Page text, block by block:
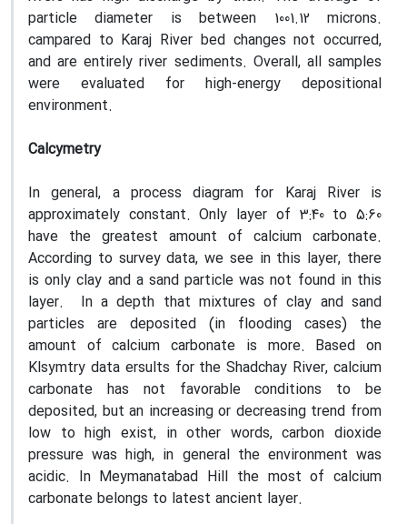
particle diameter is between 1001.12 microns.
campared to Karaj River bed changes not occurred,
and are entirely river sediments. Overall, all samples
were evaluated for high-energy depositional
environment.
Calcymetry
In general, a process diagram for Karaj River is
approximately constant. Only layer of 3:40 to 5:60
have the greatest amount of calcium carbonate.
According to survey data, we see in this layer, there
is only clay and a sand particle was not found in this
layer. In a depth that mixtures of clay and sand
particles are deposited (in flooding cases) the
amount of calcium carbonate is more. Based on
Klsymtry data ersults for the Shadchay River, calcium
carbonate has not favorable conditions to be
deposited, but an increasing or decreasing trend from
low to high exist, in other words, carbon dioxide
pressure was high, in general the environment was
acidic. In Meymanatabad Hill the most of calcium
carbonate belongs to latest ancient layer.